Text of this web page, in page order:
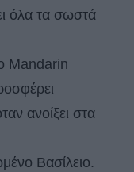
όλα τα σωστά
Mandarin
ανοίξει στα
Βασίλειο.